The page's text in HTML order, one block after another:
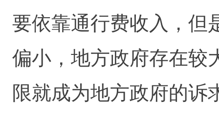
要依靠通行费收入，但
偏小，地方政府存在较
限就成为地方政府的诉